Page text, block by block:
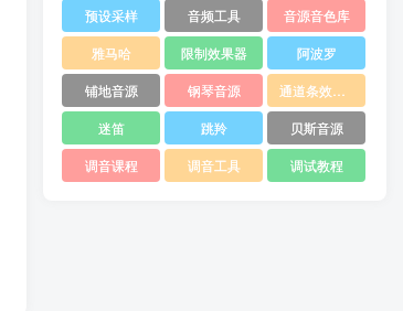
预设采样
音频工具
音源音色库
雅马哈
限制效果器
阿波罗
铺地音源
钢琴音源
通道条效果器
迷笛
跳羚
贝斯音源
调音课程
调音工具 调试教程